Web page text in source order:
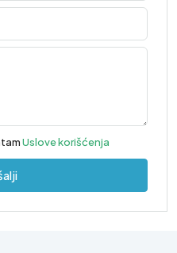
Uslove korišćenja